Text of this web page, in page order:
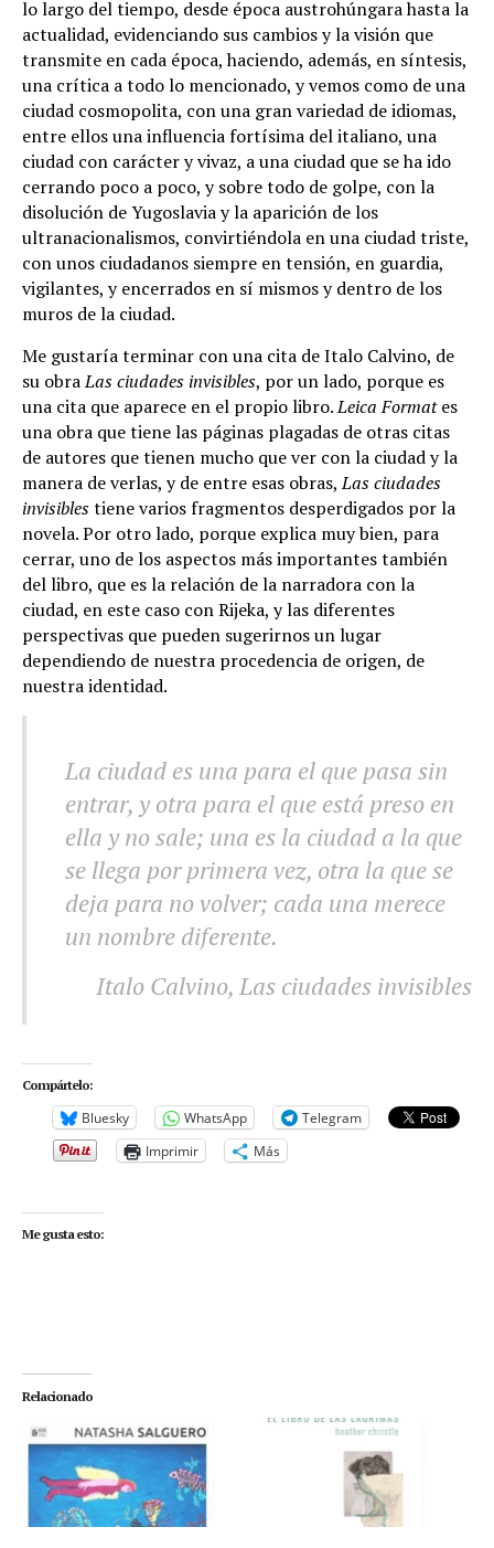
lo largo del tiempo, desde época austrohúngara hasta la
actualidad, evidenciando sus cambios y la visión que
transmite en cada época, haciendo, además, en síntesis,
una crítica a todo lo mencionado, y vemos como de una
ciudad cosmopolita, con una gran variedad de idiomas,
entre ellos una influencia fortísima del italiano, una
ciudad con carácter y vivaz, a una ciudad que se ha ido
cerrando poco a poco, y sobre todo de golpe, con la
disolución de Yugoslavia y la aparición de los
ultranacionalismos, convirtiéndola en una ciudad triste,
con unos ciudadanos siempre en tensión, en guardia,
vigilantes, y encerrados en sí mismos y dentro de los
muros de la ciudad.
Me gustaría terminar con una cita de Italo Calvino, de
su obraLas ciudades invisibles, por un lado, porque es
una cita que aparece en el propio libro.Leica Formates
una obra que tiene las páginas plagadas de otras citas
de autores que tienen mucho que ver con la ciudad y la
manera de verlas, y de entre esas obras,Las ciudades
invisiblestiene varios fragmentos desperdigados por la
novela. Por otro lado, porque explica muy bien, para
cerrar, uno de los aspectos más importantes también
del libro, que es la relación de la narradora con la
ciudad, en este caso con Rijeka, y las diferentes
perspectivas que pueden sugerirnos un lugar
dependiendo de nuestra procedencia de origen, de
nuestra identidad.
La ciudad es una para el que pasa sin
entrar, y otra para el que está preso en
ella y no sale; una es la ciudad a la que
se llega por primera vez, otra la que se
deja para no volver; cada una merece
un nombre diferente.
Italo Calvino, Las ciudades invisibles
Compártelo:
Bluesky WhatsApp
Telegram
Imprimir
Más
Me gusta esto:
Relacionado